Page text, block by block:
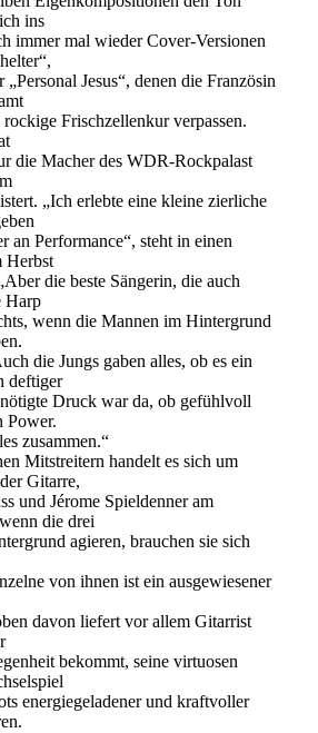
ins
immer mal wieder Cover-Versionen
„Personal Jesus“, denen die Französin
Frischzellenkur verpassen.
die Macher des WDR-Rockpalast
„Ich erlebte eine kleine zierliche
an Performance“, steht in einen
Herbst
die beste Sängerin, die auch
Harp
wenn die Mannen im Hintergrund
die Jungs gaben alles, ob es ein
deftiger
Druck war da, ob gefühlvoll
Power.
zusammen.“
Mitstreitern handelt es sich um
Gitarre,
und Jérome Spieldenner am
die drei
agieren, brauchen sie sich
von ihnen ist ein ausgewiesener
davon liefert vor allem Gitarrist
bekommt, seine virtuosen
energiegeladener und kraftvoller